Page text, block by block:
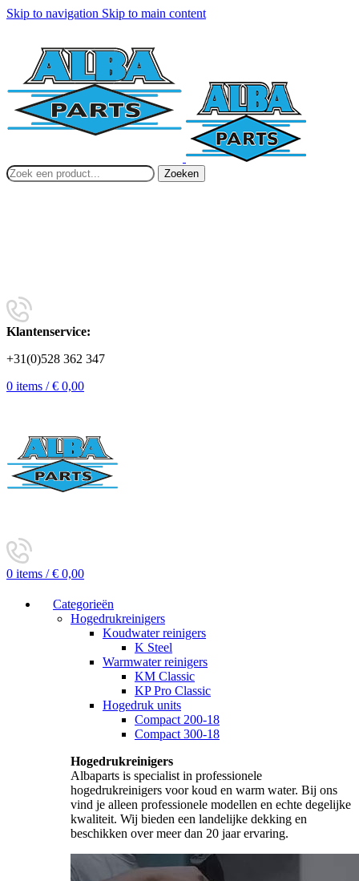
Skip to navigation Skip to main content
Zoeken
Klantenservice:
+31(0)528 362 347
0 items / € 0,00
0 items / € 0,00
Categorieën
Hogedrukreinigers
Koudwater reinigers
K Steel
Warmwater reinigers
KM Classic
KP Pro Classic
Hogedruk units
Compact 200-18
Compact 300-18
Hogedrukreinigers
Albaparts is specialist in professionele
hogedrukreinigers voor koud en warm water. Bij ons
vind je alleen professionele modellen en echte degelijke
kwaliteit. Wij bieden een landelijke dekking en
beschikken over meer dan 20 jaar ervaring.